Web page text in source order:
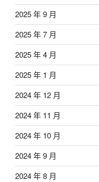
2025 年 9 月
2025 年 7 月
2025 年 4 月
2025 年 1 月
2024 年 12 月
2024 年 11 月
2024 年 10 月
2024 年 9 月
2024 年 8 月